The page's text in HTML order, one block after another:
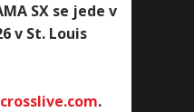
SX se jede v
v St. Louis
.